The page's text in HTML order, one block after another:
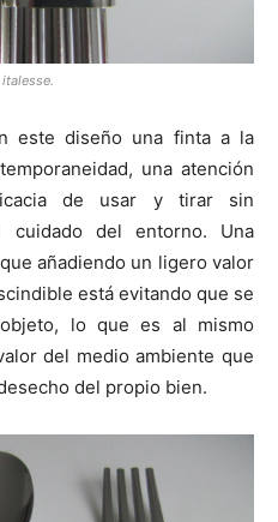
este diseño una finta a la
una atención
de usar y tirar sin
cuidado del entorno. Una
añadiendo un ligero valor
está evitando que se
lo que es al mismo
del medio ambiente que
del propio bien.